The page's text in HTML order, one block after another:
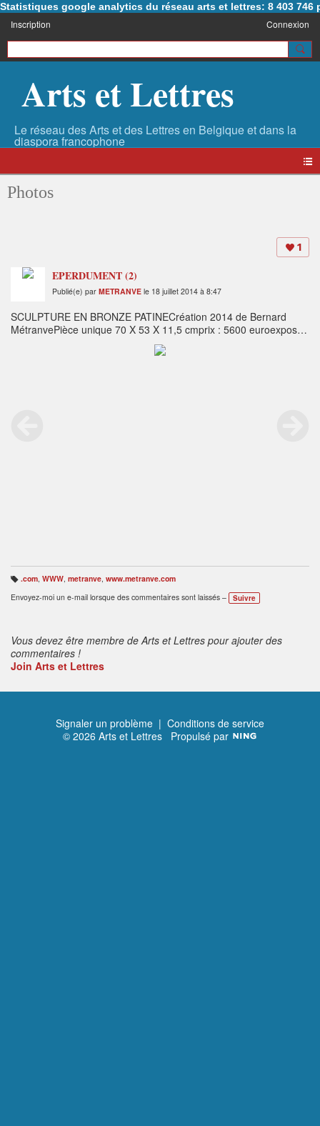
Statistiques google analytics du réseau arts et lettres: 8 403 746
Inscription Connexion
Arts et Lettres
Photos
1
EPERDUMENT (2)
Publié(e) par METRANVE le 18 juillet 2014 à 8:47
SCULPTURE EN BRONZE PATINECréation 2014 de Bernard
MétranvePièce unique 70 X 53 X 11,5 cmprix : 5600 euroexposée
à la galerie VIRTUOSO Paris 15 Rue Racine 75005
B
ali
s
.com, WWW, metranve, www.metranve.com
Envoyez-moi un e-mail lorsque des commentaires sont laissés –
Suivre
Vous devez être membre de Arts et Lettres pour ajouter des
commentaires !
Join Arts et Lettres
Signaler un problème | Conditions de service
© 2026 Arts et Lettres Propulsé par